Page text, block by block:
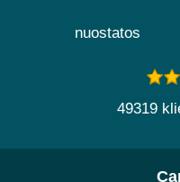
nuostatos
49319